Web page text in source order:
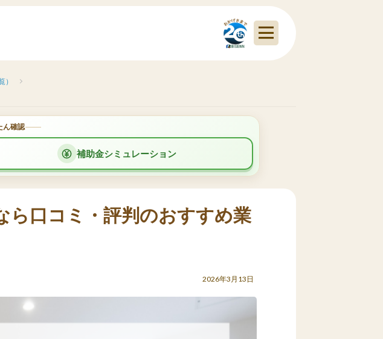
）
ん確認
補助金シミュレーション
ら口コミ・評判のおすすめ業
2026年3月13日